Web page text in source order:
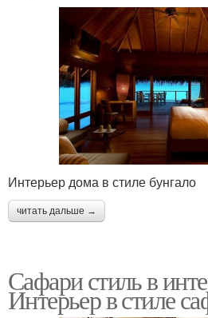
Интерьер дома в стиле бунгало
читать дальше →
Сафари стиль в
Интерьер в стиле